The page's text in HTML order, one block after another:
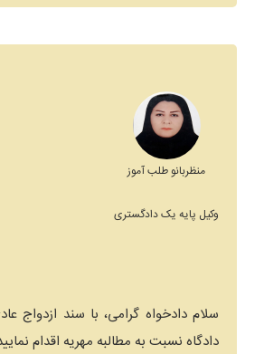
منظربانو طلب آموز
وکیل پایه یک دادگستری
سلام دادخواه گرامی، با سند ازدواج
دادگاه نسبت به مطالبه مهریه اقدام